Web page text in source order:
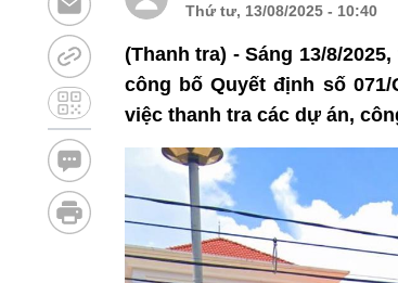
Thứ tư, 13/08/2025 - 10:40
(Thanh tra) - Sáng 13/8/
công bố Quyết định số 071/
việc thanh tra các dự án,